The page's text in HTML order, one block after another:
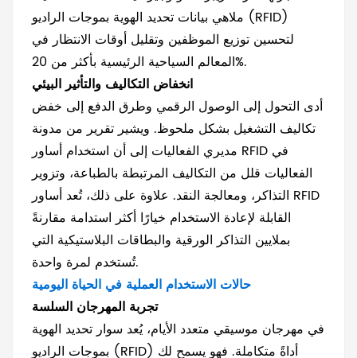
ملاهي بيانات تحديد الهوية بموجات الراديو (RFID)
لتحسين توزيع الموظفين وتقليل أوقات الانتظار في
المعالم السياحية الرئيسية بأكثر من 20%.
انخفاض التكاليف والتأثير البيئي
أدى التحول إلى الوصول الرقمي وطرق الدفع إلى خفض
تكاليف التشغيل بشكل ملحوظ. ويشير تقرير من مدونة
مديري الفعاليات إلى أن استخدام أساور RFID في
الفعاليات قلل من التكاليف المرتبطة بالطباعة، وتزوير
التذاكر، ومعالجة النقد. علاوة على ذلك، تُعد أساور RFID
القابلة لإعادة الاستخدام خيارًا أكثر استدامة مقارنةً
بملايين التذاكر الورقية والبطاقات البلاستيكية التي
تُستخدم لمرة واحدة.
حالات الاستخدام العملية في الحياة اليومية
تجربة المهرجان السلسة
في مهرجان موسيقي متعدد الأيام، يُعد سوار تحديد الهوية
بموجات الراديو (RFID) أداةً متكاملة. فهو يسمح لك